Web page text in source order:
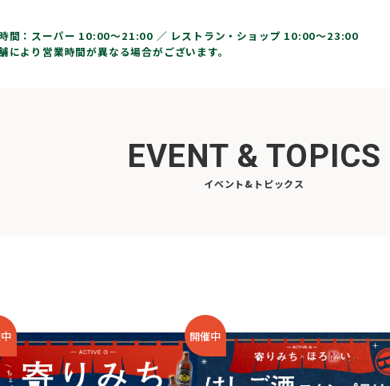
間： スーパー 10:00〜21:00 ／ レストラン・ショップ 10:00～23:00
により営業時間が異なる場合がございます。
EVENT & TOPICS
イベント&トピックス
開催中